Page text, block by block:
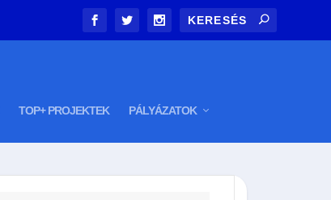
TOP+ PROJEKTEK PÁLYÁZATOK